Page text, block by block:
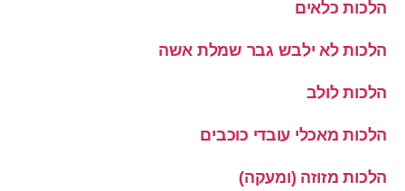
הלכות כלאים
הלכות לא ילבש גבר שמלת אשה
הלכות לולב
הלכות מאכלי עובדי כוכבים
הלכות מזוזה (ומעקה)